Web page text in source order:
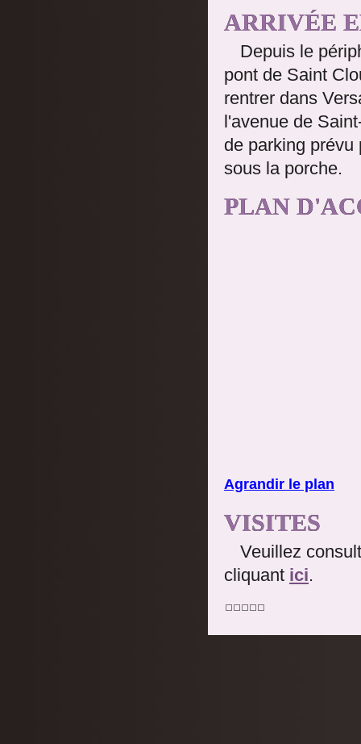
ARRIVÉE
Depuis le
pont de Saint
rentrer dans
l'avenue de
de parking prévu
sous la porche.
PLAN
Agrandir le plan
VISITES
Veuillez
cliquant ici.